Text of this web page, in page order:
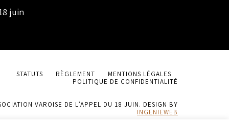
juin
STATUTS RÈGLEMENT
MENTIONS LÉGALES
POLITIQUE DE CONFIDENTIALITÉ
VAROISE DE L’APPEL DU 18 JUIN. DESIGN BY
INGENIEWEB